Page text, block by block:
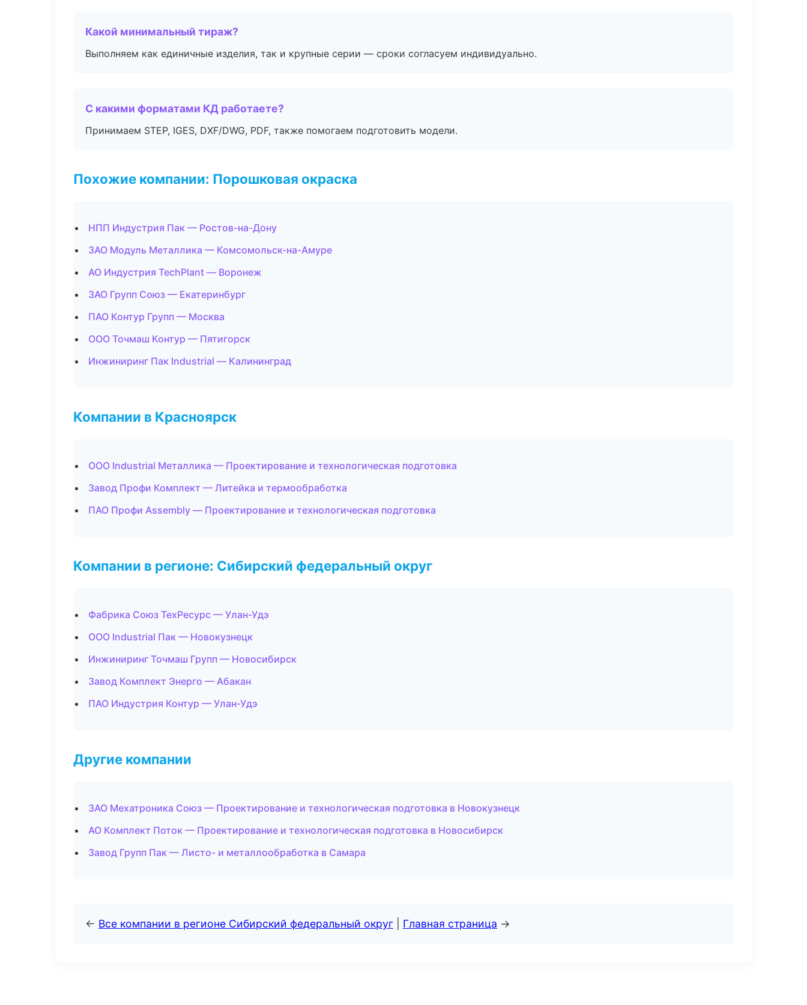
Какой минимальный тираж?
Выполняем как единичные изделия, так и крупные серии — сроки согласуем индивидуально.
С какими форматами КД работаете?
Принимаем STEP, IGES, DXF/DWG, PDF, также помогаем подготовить модели.
Похожие компании: Порошковая окраска
НПП Индустрия Пак — Ростов-на-Дону
ЗАО Модуль Металлика — Комсомольск-на-Амуре
АО Индустрия TechPlant — Воронеж
ЗАО Групп Союз — Екатеринбург
ПАО Контур Групп — Москва
ООО Точмаш Контур — Пятигорск
Инжиниринг Пак Industrial — Калининград
Компании в Красноярск
ООО Industrial Металлика — Проектирование и технологическая подготовка
Завод Профи Комплект — Литейка и термообработка
ПАО Профи Assembly — Проектирование и технологическая подготовка
Компании в регионе: Сибирский федеральный округ
Фабрика Союз ТехРесурс — Улан-Удэ
ООО Industrial Пак — Новокузнецк
Инжиниринг Точмаш Групп — Новосибирск
Завод Комплект Энерго — Абакан
ПАО Индустрия Контур — Улан-Удэ
Другие компании
ЗАО Мехатроника Союз — Проектирование и технологическая подготовка в Новокузнецк
АО Комплект Поток — Проектирование и технологическая подготовка в Новосибирск
Завод Групп Пак — Листо- и металлообработка в Самара
← Все компании в регионе Сибирский федеральный округ Главная страница →